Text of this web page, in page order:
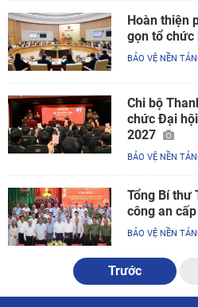
Hoàn thiện
gọn tổ chức
BẢO VỆ NỀN
Chi bộ
chức Đại
2027
BẢO VỆ NỀN
Tổng Bí thư
công an
BẢO VỆ NỀN
Trước